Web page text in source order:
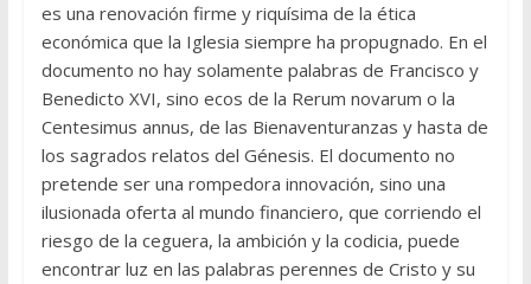
es una renovación firme y riquísima de la ética
económica que la Iglesia siempre ha propugnado. En el
documento no hay solamente palabras de Francisco y
Benedicto XVI, sino ecos de la Rerum novarum o la
Centesimus annus, de las Bienaventuranzas y hasta de
los sagrados relatos del Génesis. El documento no
pretende ser una rompedora innovación, sino una
ilusionada oferta al mundo financiero, que corriendo el
riesgo de la ceguera, la ambición y la codicia, puede
encontrar luz en las palabras perennes de Cristo y su